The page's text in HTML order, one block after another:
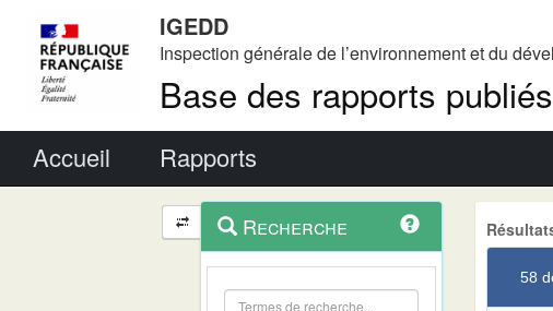
IGEDD
Inspection générale de l’environnement et du
Base des rapports publiés
Accueil Rapports
Navigation
et
outils
contextuel
Recherche
58